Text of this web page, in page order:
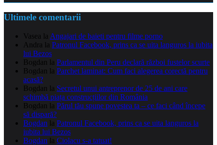
Ultimele comentarii
Vasea la Angajari de baieti pentru filme porno
Andra la Patronul Facebook, prins ca se uita languros la iubita
lui Bezos
Bogdan la Parlamentul din Peru declară război fustelor scurte
Bogdan la Parchet laminat: Cum faci alegerea corectă pentru
acasă?
Bogdan la Secretul unui antreprenor de 25 de ani care
schimbă piața construcțiilor din România
Bogdan la Părul tău spune povestea ta – ce faci când începe
să dispară?
Bogdan la Patronul Facebook, prins ca se uita languros la
iubita lui Bezos
Bogdan la Ciolacu s-a tatuat!